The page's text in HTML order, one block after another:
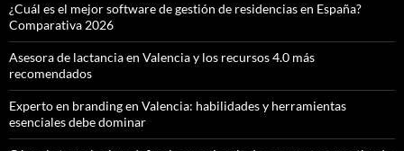
¿Cuál es el mejor software de gestión de residencias en España?
Comparativa 2026
Asesora de lactancia en Valencia y los recursos 4.0 más
recomendados
Experto en branding en Valencia: habilidades y herramientas
esenciales debe dominar